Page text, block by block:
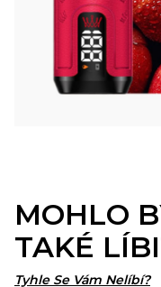
MOHLO
TAKÉ
Tyhle Se Vám Nelíbí?